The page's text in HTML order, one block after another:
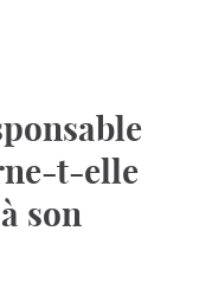
t-elle
son